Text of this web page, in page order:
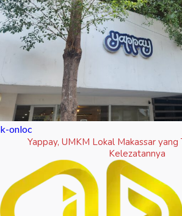
k-onloc
Yappay, UMKM Lokal Makassar
Kelezatannya